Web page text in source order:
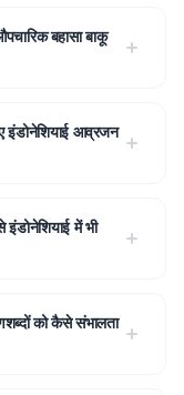
बहासा बाकू
इंडोनेशियाई आव्रजन
में भी
को कैसे संभालता